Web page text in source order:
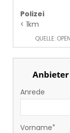
Polizei
< 1km
QUELLE:
Anrede
Vorname